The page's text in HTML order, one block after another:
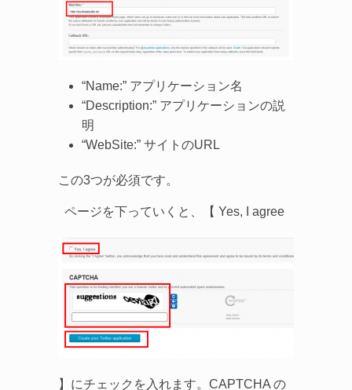
“Name:” アプリケーション名
“Description:” アプリケーションの説
明
“WebSite:” サイトのURL
この3つが必須です。
ページを下っていくと、【 Yes, I agree
】にチェックを入れます。CAPTCHA の